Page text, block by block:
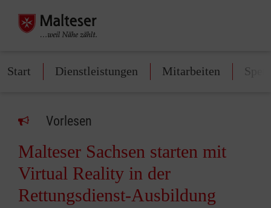
Start Dienstleistungen Mitarbeiten
Vorlesen
Malteser Sachsen starten mit
Virtual Reality in der
Rettungsdienst-Ausbildung